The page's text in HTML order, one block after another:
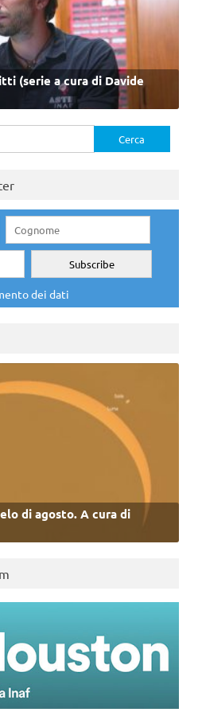
(serie a cura di Davide
dei dati
di agosto. A cura di